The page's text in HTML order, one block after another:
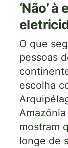
‘Não’
O que
pessoas
escolha
mostram
longe de